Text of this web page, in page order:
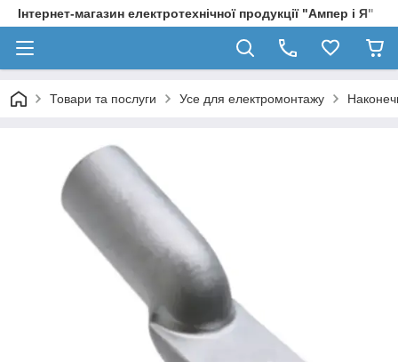
Інтернет-магазин електротехнічної продукції "Ампер і Я"
Товари та послуги Усе для електромонтажу